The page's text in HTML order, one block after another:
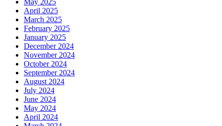
April 2025
March 2025
February 2025
January 2025
December 2024
November 2024
October 2024
September 2024
August 2024
July 2024
June 2024
May 2024
April 2024